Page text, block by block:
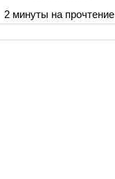
2 минуты на прочтение